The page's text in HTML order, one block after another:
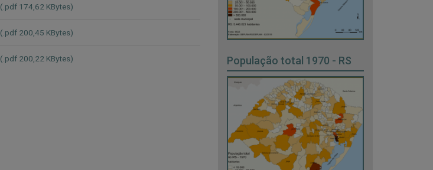
(.pdf 174,62 KBytes)
(.pdf 200,45 KBytes)
(.pdf 200,22 KBytes) População total 1970 - RS